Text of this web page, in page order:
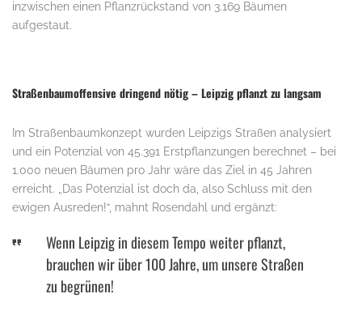
inzwischen einen Pflanzrückstand von 3.169 Bäumen
aufgestaut.
Straßenbaumoffensive dringend nötig – Leipzig pflanzt zu langsam
Im Straßenbaumkonzept wurden Leipzigs Straßen analysiert
und ein Potenzial von 45.391 Erstpflanzungen berechnet – bei
1.000 neuen Bäumen pro Jahr wäre das Ziel in 45 Jahren
erreicht. „Das Potenzial ist doch da, also Schluss mit den
ewigen Ausreden!“, mahnt Rosendahl und ergänzt:
Wenn Leipzig in diesem Tempo weiter pflanzt,
brauchen wir über 100 Jahre, um unsere Straßen
zu begrünen!